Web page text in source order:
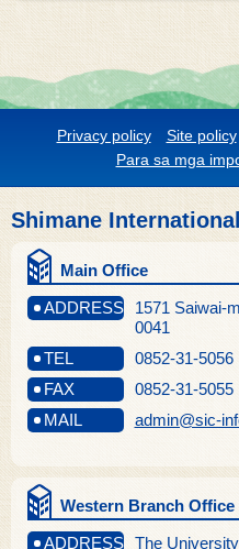
Privacy policy Site policy
Para sa mga
Shimane
Main Office
ADDRESS
1571 Saiwai-
0041
TEL
0852-31-5056
FAX
0852-31-5055
MAIL
admin@sic-
Western Branch Office
ADDRESS The